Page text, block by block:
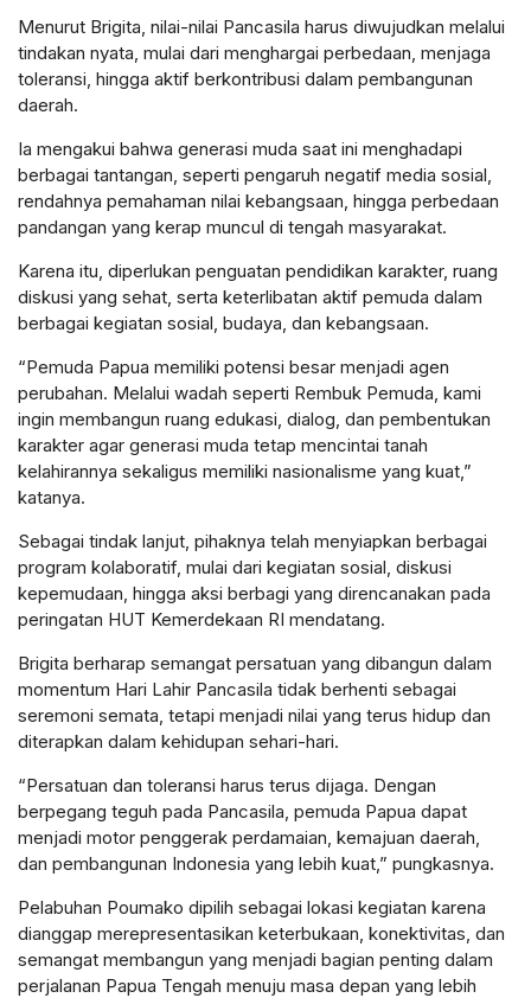
Menurut Brigita, nilai-nilai Pancasila harus diwujudkan melalui
tindakan nyata, mulai dari menghargai perbedaan, menjaga
toleransi, hingga aktif berkontribusi dalam pembangunan
daerah.
Ia mengakui bahwa generasi muda saat ini menghadapi
berbagai tantangan, seperti pengaruh negatif media sosial,
rendahnya pemahaman nilai kebangsaan, hingga perbedaan
pandangan yang kerap muncul di tengah masyarakat.
Karena itu, diperlukan penguatan pendidikan karakter, ruang
diskusi yang sehat, serta keterlibatan aktif pemuda dalam
berbagai kegiatan sosial, budaya, dan kebangsaan.
“Pemuda Papua memiliki potensi besar menjadi agen
perubahan. Melalui wadah seperti Rembuk Pemuda, kami
ingin membangun ruang edukasi, dialog, dan pembentukan
karakter agar generasi muda tetap mencintai tanah
kelahirannya sekaligus memiliki nasionalisme yang kuat,”
katanya.
Sebagai tindak lanjut, pihaknya telah menyiapkan berbagai
program kolaboratif, mulai dari kegiatan sosial, diskusi
kepemudaan, hingga aksi berbagi yang direncanakan pada
peringatan HUT Kemerdekaan RI mendatang.
Brigita berharap semangat persatuan yang dibangun dalam
momentum Hari Lahir Pancasila tidak berhenti sebagai
seremoni semata, tetapi menjadi nilai yang terus hidup dan
diterapkan dalam kehidupan sehari-hari.
“Persatuan dan toleransi harus terus dijaga. Dengan
berpegang teguh pada Pancasila, pemuda Papua dapat
menjadi motor penggerak perdamaian, kemajuan daerah,
dan pembangunan Indonesia yang lebih kuat,” pungkasnya.
Pelabuhan Poumako dipilih sebagai lokasi kegiatan karena
dianggap merepresentasikan keterbukaan, konektivitas, dan
semangat membangun yang menjadi bagian penting dalam
perjalanan Papua Tengah menuju masa depan yang lebih